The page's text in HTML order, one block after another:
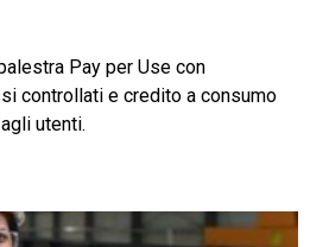
Pay per Use con
controllati e credito a consumo
utenti.